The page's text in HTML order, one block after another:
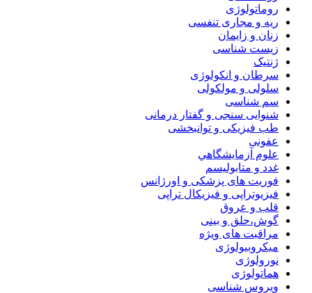
روماتولوژی
ریه و مجاری تنفسی
زنان و زایمان
زیست شناسی
ژنتیک
سرطان و انکولوژی
سلولی و مولکولی
سم شناسی
شنوایی سنجی و گفتار درمانی
طب فیزیکی و توانبخشی
عفونی
علوم آزمايشگاهي
غدد و متابولیسم
فوریت های پزشکی و اورژانس
فیزیوتراپی و فیزیکال تراپی
قلب و عروق
گوش،حلق و بینی
مراقبت های ویژه
میکروبیولوژی
نورولوژی
هماتولوژی
ویروس شناسی